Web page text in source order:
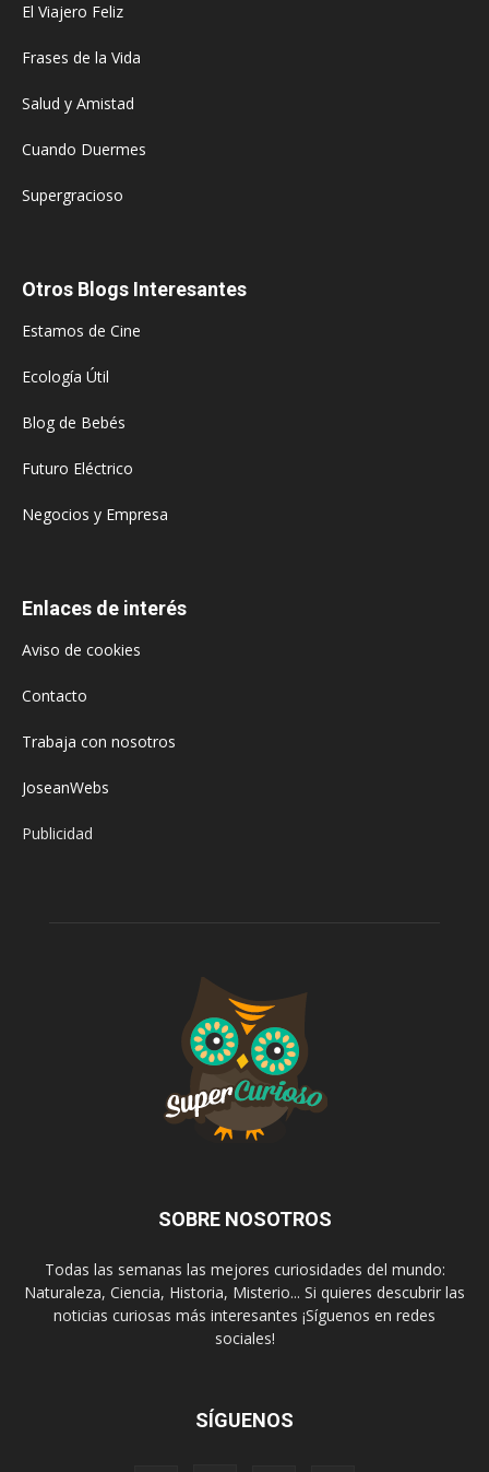
El Viajero Feliz
Frases de la Vida
Salud y Amistad
Cuando Duermes
Supergracioso
Otros Blogs Interesantes
Estamos de Cine
Ecología Útil
Blog de Bebés
Futuro Eléctrico
Negocios y Empresa
Enlaces de interés
Aviso de cookies
Contacto
Trabaja con nosotros
JoseanWebs
Publicidad
SOBRE NOSOTROS
Todas las semanas las mejores curiosidades del mundo:
Naturaleza, Ciencia, Historia, Misterio... Si quieres descubrir las
noticias curiosas más interesantes ¡Síguenos en redes
sociales!
SÍGUENOS